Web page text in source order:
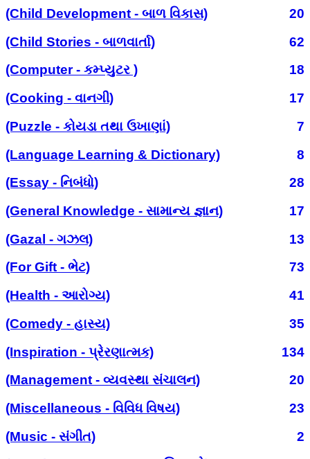
(Child Development - બાળ વિકાસ)
20
(Child Stories - બાળવાર્તા)
62
(Computer - કમ્પ્યુટર )
18
(Cooking - વાનગી)
17
(Puzzle - કોયડા તથા ઉખાણાં)
7
(Language Learning & Dictionary)
8
(Essay - નિબંધો)
28
(General Knowledge - સામાન્ય જ્ઞાન)
17
(Gazal - ગઝલ)
13
(For Gift - ભેટ)
73
(Health - આરોગ્ય)
41
(Comedy - હાસ્ય)
35
(Inspiration - પ્રેરણાત્મક)
134
(Management - વ્યવસ્થા સંચાલન)
20
(Miscellaneous - વિવિધ વિષય)
23
(Music - સંગીત)
2